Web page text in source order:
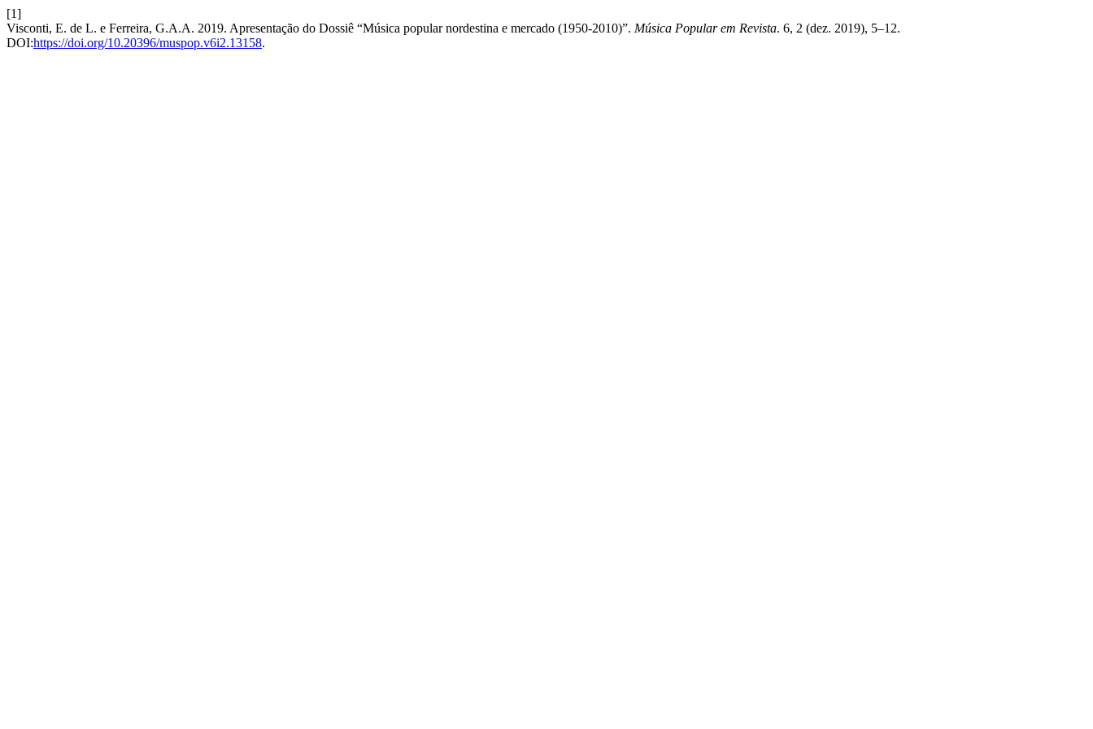
[1]
Visconti, E. de L. e Ferreira, G.A.A. 2019. Apresentação do Dossiê “Música popular nordestina e mercado (1950-2010)”. Música Popular em Revista. 6, 2 (dez. 2019), 5–12.
DOI:https://doi.org/10.20396/muspop.v6i2.13158.